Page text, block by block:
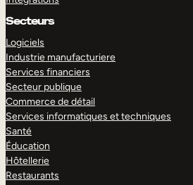
Secteurs
Logiciels
Industrie manufacturiere
Services financiers
Secteur publique
Commerce de détail
Services informatiques et techniques
Santé
Éducation
Hôtellerie
Restaurants